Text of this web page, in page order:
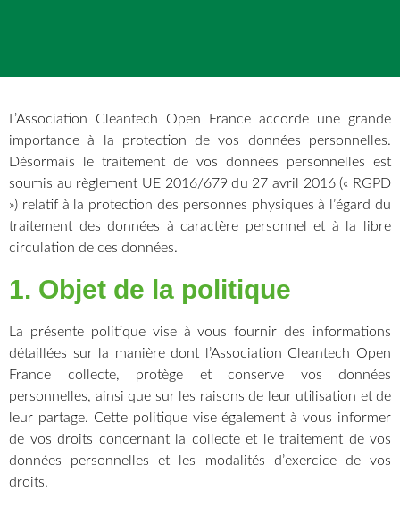
L’Association Cleantech Open France accorde une grande
importance à la protection de vos données personnelles.
Désormais le traitement de vos données personnelles est
soumis au règlement UE 2016/679 du 27 avril 2016 (« RGPD
») relatif à la protection des personnes physiques à l’égard du
traitement des données à caractère personnel et à la libre
circulation de ces données.
1. Objet de la politique
La présente politique vise à vous fournir des informations
détaillées sur la manière dont l’Association Cleantech Open
France collecte, protège et conserve vos données
personnelles, ainsi que sur les raisons de leur utilisation et de
leur partage. Cette politique vise également à vous informer
de vos droits concernant la collecte et le traitement de vos
données personnelles et les modalités d’exercice de vos
droits.